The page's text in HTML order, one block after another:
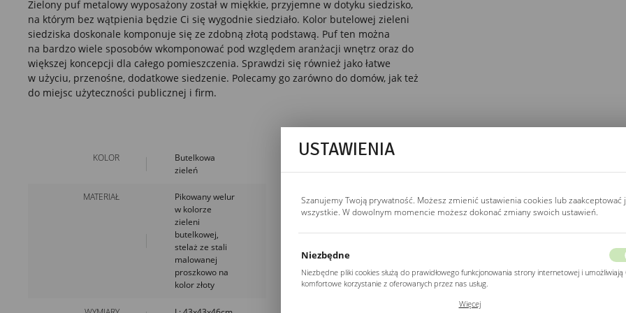
Zielony puf metalowy wyposażony został w miękkie, przyjemne w dotyku siedzisko,
na którym bez wątpienia będzie Ci się wygodnie siedziało. Kolor butelowej zieleni
siedziska doskonale komponuje się ze zdobną złotą podstawą. Puf ten można
na bardzo wiele sposobów wkomponować pod względem aranżacji wnętrz oraz do
większej koncepcji dla całego pomieszczenia. Sprawdzi się również jako łatwe
w użyciu, przenośne, dodatkowe siedzenie. Polecamy go zarówno do domów, jak też
do miejsc użyteczności publicznej i firm.
KOLOR
Butelkowa
zieleń
MATERIAŁ
Pikowany welur
w kolorze
zieleni
butelkowej,
stelaż ze stali
malowanej
proszkowo na
kolor złoty
USTAWIENIA
Szanujemy Twoją prywatność. Możesz zmienić ustawienia cookies lub zaakceptować
wszystkie. W dowolnym momencie możesz dokonać zmiany swoich ustawień.
Niezbędne
Niezbędne pliki cookies służą do prawidłowego funkcjonowania strony internetowej i umożliwiają
komfortowe korzystanie z oferowanych przez nas usług.
Twoich ustawień preferencji prywatności, logowania czy wypełniania formularzy. Dzięki plikom
Więcej